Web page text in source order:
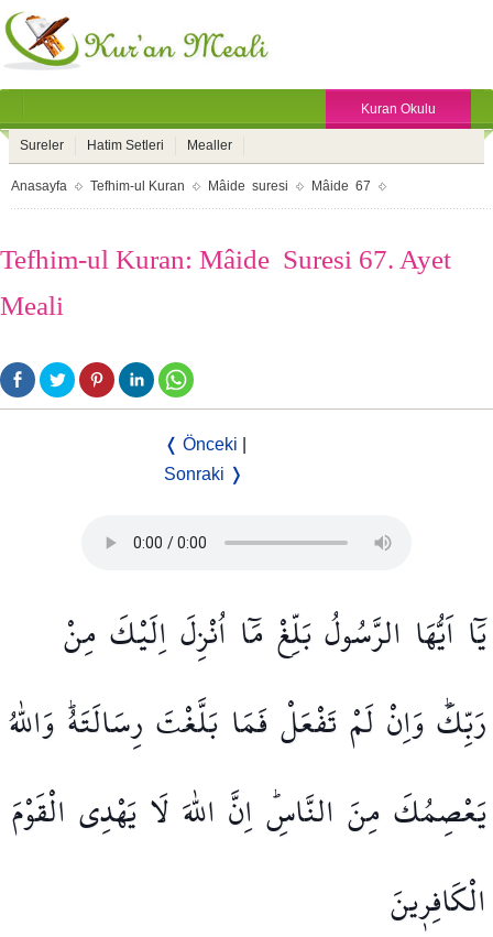
Kuran Okulu
Sureler Hatim Setleri Mealler
Anasayfa Tefhim-ul Kuran Mâide suresi Mâide 67
Tefhim-ul Kuran: Mâide Suresi 67. Ayet
Meali
❬ Önceki
Sonraki ❭
يَٓا اَيُّهَا الرَّسُولُبَلِّغْ مَٓا اُنْزِلَاِلَيْكَ مِنْ
رَبِّكَۜوَاِنْلَمْتَفْعَلْفَمَا بَلَّغْتَ رِسَالَتَهُۜ وَاللّٰهُ
يَعْصِمُكَ مِنَ النَّاسِۜاِنَّ اللّٰهَ لَا يَهْدِي الْقَوْمَ
الْكَافِر۪ينَ